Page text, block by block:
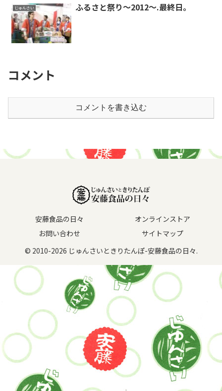
じゅんさい ふるさと祭り〜2012〜.最終日。
コメント
コメントを書き込む
安藤食品の日々
オンラインストア
お問い合わせ
サイトマップ
© 2010-2026 じゅんさいときりたんぽ-安藤食品の日々.